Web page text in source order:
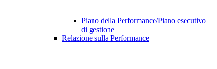
Piano della Performance/Piano esecutivo
di gestione
Relazione sulla Performance